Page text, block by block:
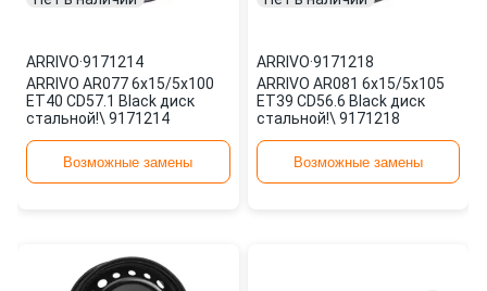
ARRIVO·9171214
ARRIVO AR077 6x15/5x100
ET40 CD57.1 Black диск
стальной!\ 9171214
Возможные замены
ARRIVO·9171218
ARRIVO AR081 6x15/5x105
ET39 CD56.6 Black диск
стальной!\ 9171218
Возможные замены